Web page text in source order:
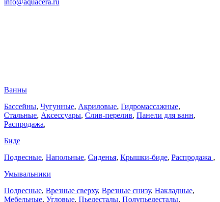
info@aquacera.ru
Ванны
Бассейны, Чугунные, Акриловые, Гидромассажные,
Стальные, Аксессуары, Слив-перелив, Панели для ванн,
Распродажа,
Биде
Подвесные, Напольные, Сиденья, Крышки-биде, Распродажа ,
Умывальники
Подвесные, Врезные сверху, Врезные снизу, Накладные,
Мебельные, Угловые, Пьедесталы, Полупьедесталы,